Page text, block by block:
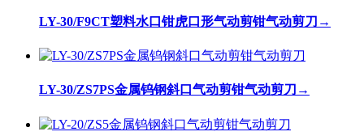
LY-30/F9CT塑料水口钳虎口形气动剪钳气动剪刀 →
LY-30/ZS7PS金属钨钢斜口气动剪钳气动剪刀 →